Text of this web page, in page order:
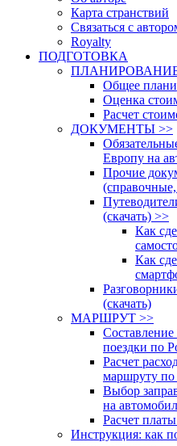
Карта странствий
Связаться с
Royalty
ПОДГОТОВКА
Общее
Оценка
Расчет
ДОКУМЕНТЫ >>
Европу на
Прочие
(скачать) >>
Как
Как
(скачать)
МАРШРУТ >>
поездки по
Расчет
маршруту по
Выбор
на
Расчет
Инструкция: как